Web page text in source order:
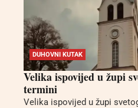
DUHOVNI KUTAK
Velika ispovijed u župi
termini
Velika ispovijed u župi